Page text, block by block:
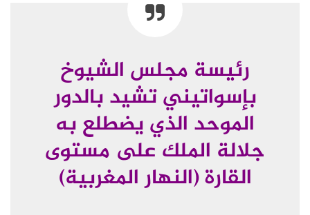
رئيسة مجلس الشيوخ
بإسواتيني تشيد بالدور
الموحد الذي يضطلع به
جلالة الملك على مستوى
القارة (النهار المغربية)